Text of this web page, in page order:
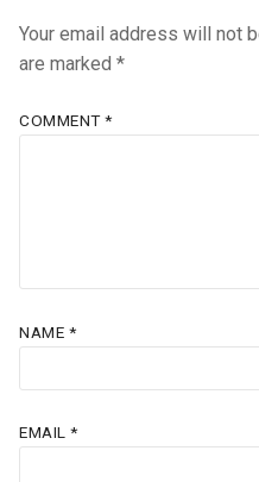
Your email address will not
are marked *
COMMENT*
NAME *
EMAIL *